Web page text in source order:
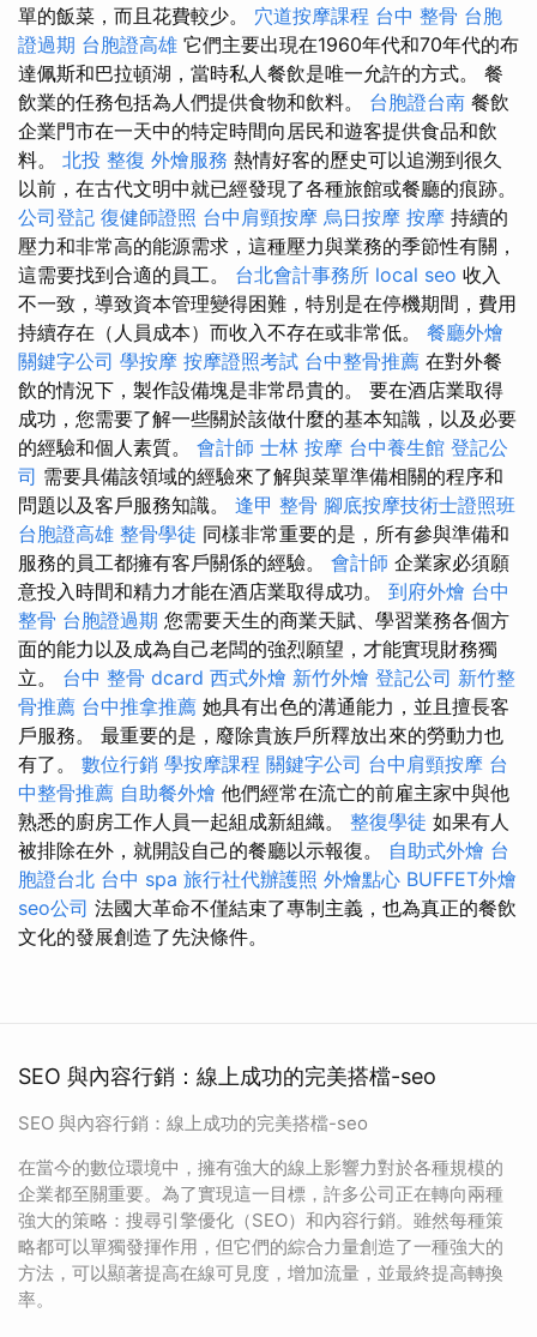
單的飯菜，而且花費較少。 穴道按摩課程 台中 整骨 台胞
證過期 台胞證高雄 它們主要出現在1960年代和70年代的布
達佩斯和巴拉頓湖，當時私人餐飲是唯一允許的方式。 餐
飲業的任務包括為人們提供食物和飲料。 台胞證台南 餐飲
企業門市在一天中的特定時間向居民和遊客提供食品和飲
料。 北投 整復 外燴服務 熱情好客的歷史可以追溯到很久
以前，在古代文明中就已經發現了各種旅館或餐廳的痕跡。
公司登記 復健師證照 台中肩頸按摩 烏日按摩 按摩 持續的
壓力和非常高的能源需求，這種壓力與業務的季節性有關，
這需要找到合適的員工。 台北會計事務所 local seo 收入
不一致，導致資本管理變得困難，特別是在停機期間，費用
持續存在（人員成本）而收入不存在或非常低。 餐廳外燴
關鍵字公司 學按摩 按摩證照考試 台中整骨推薦 在對外餐
飲的情況下，製作設備塊是非常昂貴的。 要在酒店業取得
成功，您需要了解一些關於該做什麼的基本知識，以及必要
的經驗和個人素質。 會計師 士林 按摩 台中養生館 登記公
司 需要具備該領域的經驗來了解與菜單準備相關的程序和
問題以及客戶服務知識。 逢甲 整骨 腳底按摩技術士證照班
台胞證高雄 整骨學徒 同樣非常重要的是，所有參與準備和
服務的員工都擁有客戶關係的經驗。 會計師 企業家必須願
意投入時間和精力才能在酒店業取得成功。 到府外燴 台中
整骨 台胞證過期 您需要天生的商業天賦、學習業務各個方
面的能力以及成為自己老闆的強烈願望，才能實現財務獨
立。 台中 整骨 dcard 西式外燴 新竹外燴 登記公司 新竹整
骨推薦 台中推拿推薦 她具有出色的溝通能力，並且擅長客
戶服務。 最重要的是，廢除貴族戶所釋放出來的勞動力也
有了。 數位行銷 學按摩課程 關鍵字公司 台中肩頸按摩 台
中整骨推薦 自助餐外燴 他們經常在流亡的前雇主家中與他
熟悉的廚房工作人員一起組成新組織。 整復學徒 如果有人
被排除在外，就開設自己的餐廳以示報復。 自助式外燴 台
胞證台北 台中 spa 旅行社代辦護照 外燴點心 BUFFET外燴
seo公司 法國大革命不僅結束了專制主義，也為真正的餐飲
文化的發展創造了先決條件。
SEO 與內容行銷：線上成功的完美搭檔-seo
SEO 與內容行銷：線上成功的完美搭檔-seo
在當今的數位環境中，擁有強大的線上影響力對於各種規模的
企業都至關重要。為了實現這一目標，許多公司正在轉向兩種
強大的策略：搜尋引擎優化（SEO）和內容行銷。雖然每種策
略都可以單獨發揮作用，但它們的綜合力量創造了一種強大的
方法，可以顯著提高在線可見度，增加流量，並最終提高轉換
率。